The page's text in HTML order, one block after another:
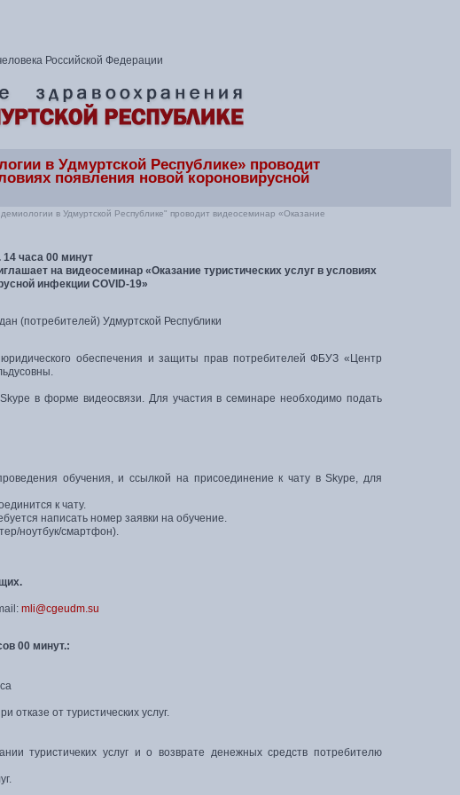
Российской Федерации
в Удмуртской Республике» проводит
появления новой короновирусной
в Удмуртской Республике" проводит видеосеминар «Оказание
14 часа 00 минут
на видеосеминар «Оказание туристических услуг в условиях
инфекции COVID-19»
(потребителей) Удмуртской Республики
обеспечения и защиты прав потребителей ФБУЗ «Центр
в форме видеосвязи. Для участия в семинаре необходимо подать
обучения, и ссылкой на присоединение к чату в Skype, для
к чату.
написать номер заявки на обучение.
ноутбук/смартфон).
mli@cgeudm.su
00 минут.:
от туристических услуг.
туристичеких услуг и о возврате денежных средств потребителю